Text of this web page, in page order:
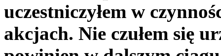
uczestniczyłem w
akcjach. Nie czułem się